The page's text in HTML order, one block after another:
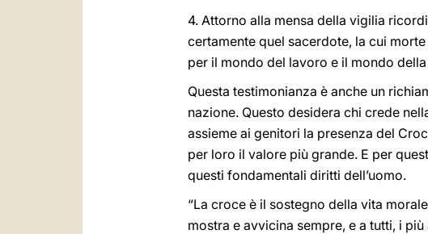
4. Attorno alla mensa della vigilia
certamente quel sacerdote, la cui
per il mondo del lavoro e il mondo
Questa testimonianza è anche un
nazione. Questo desidera chi crede
assieme ai genitori la presenza del
per loro il valore più grande. E per
questi fondamentali diritti dell’uomo.
“La croce è il sostegno della vita
mostra e avvicina sempre, e a tutti, i